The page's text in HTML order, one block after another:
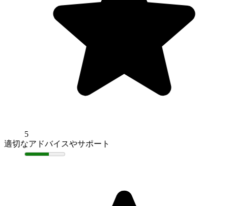
5
適切なアドバイスやサポート